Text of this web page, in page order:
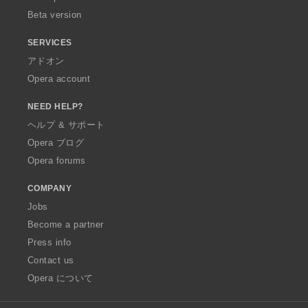
Beta version
SERVICES
アドオン
Opera account
NEED HELP?
ヘルプ & サポート
Opera ブログ
Opera forums
COMPANY
Jobs
Become a partner
Press info
Contact us
Opera について